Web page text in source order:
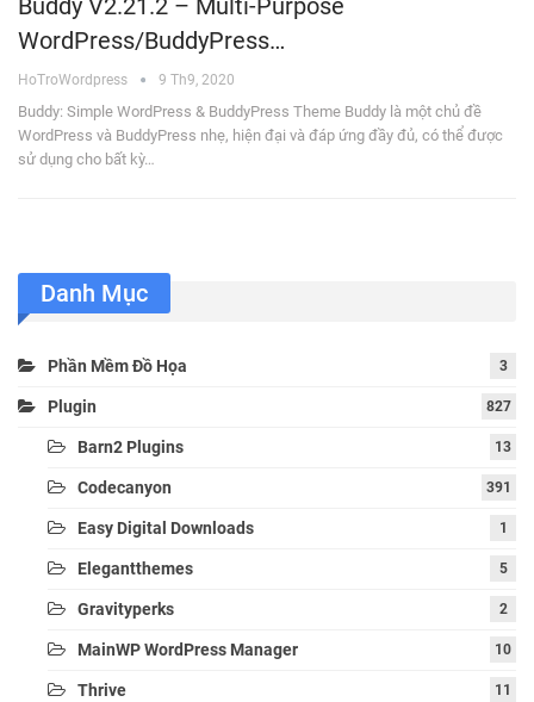
Buddy V2.21.2 – Multi-Purpose
WordPress/BuddyPress…
HoTroWordpress 9 Th9, 2020
Buddy: Simple WordPress & BuddyPress Theme Buddy là một chủ đề
WordPress và BuddyPress nhẹ, hiện đại và đáp ứng đầy đủ, có thể được
sử dụng cho bất kỳ…
Danh Mục
Phần Mềm Đồ Họa 3
Plugin 827
Barn2 Plugins 13
Codecanyon 391
Easy Digital Downloads 1
Elegantthemes 5
Gravityperks 2
MainWP WordPress Manager 10
Thrive 11